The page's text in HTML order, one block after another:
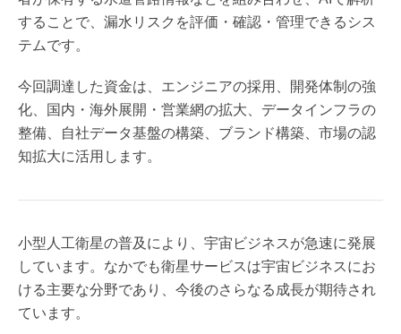
することで、漏水リスクを評価・確認・管理できるシス
テムです。
今回調達した資金は、エンジニアの採用、開発体制の強
化、国内・海外展開・営業網の拡大、データインフラの
整備、自社データ基盤の構築、ブランド構築、市場の認
知拡大に活用します。
小型人工衛星の普及により、宇宙ビジネスが急速に発展
しています。なかでも衛星サービスは宇宙ビジネスにお
ける主要な分野であり、今後のさらなる成長が期待され
ています。